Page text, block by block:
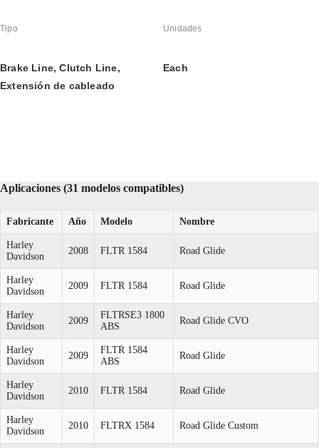
Tipo
Brake Line, Clutch Line,
Extensión de cableado
Unidades
Each
Aplicaciones (31 modelos compatibles)
Fabricante Año Modelo Nombre
Harley
Davidson
2008 FLTR 1584 Road Glide
Harley
Davidson
2009 FLTR 1584 Road Glide
Harley
Davidson
2009
FLTRSE3 1800
ABS
Road Glide CVO
Harley
Davidson
2009
FLTR 1584
ABS
Road Glide
Harley
Davidson
2010 FLTR 1584 Road Glide
Harley
Davidson
2010 FLTRX 1584 Road Glide Custom